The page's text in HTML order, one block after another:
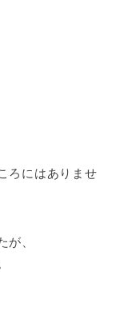
ろにはありませ
が、